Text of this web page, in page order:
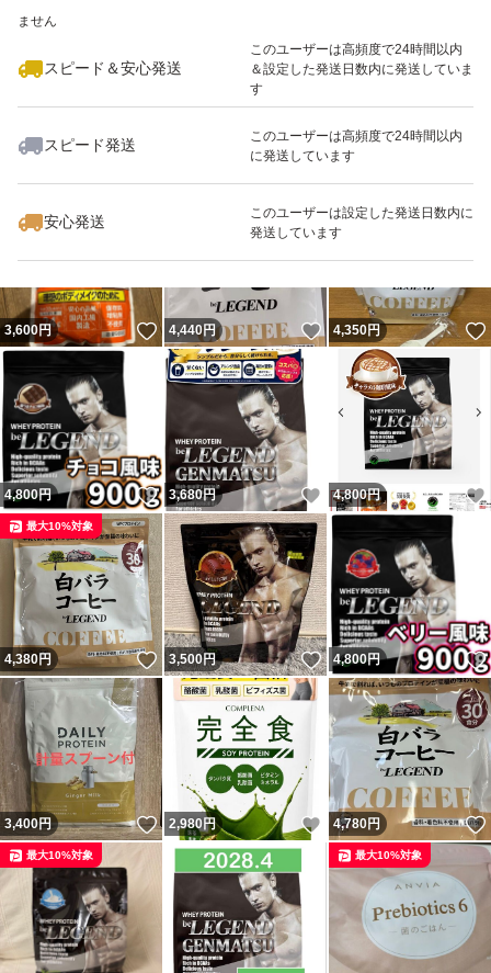
ません
スピード＆安心発送
このユーザーは高頻度で24時間以内
＆設定した発送日数内に発送していま
す
スピード発送
このユーザーは高頻度で24時間以内
に発送しています
安心発送
このユーザーは設定した発送日数内に
発送しています
いいね！
3,699
3,600円 いいね！
4,440円 いいね！
4,350円
4,800円 いいね！
3,680円 いいね！
4,800円
4,380円 いいね！
最大10%対象
3,500円 いいね！
4,800円
3,400円 いいね！
2,980 円 いいね！
4,780円
最大10%対象 最大10%対象